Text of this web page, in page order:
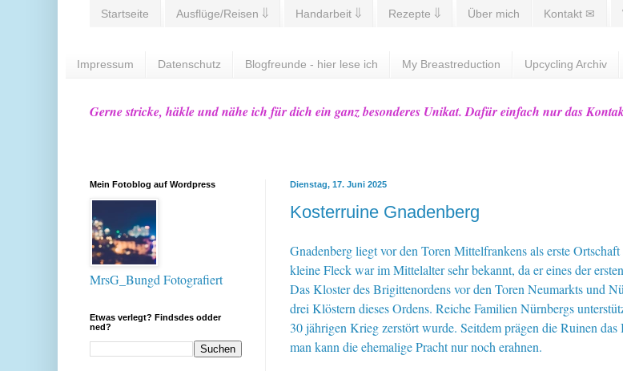
Startseite Ausflüge/Reisen ⇓ Handarbeit ⇓ Rezepte ⇓ Über mich Kontakt ✉
Impressum Datenschutz Blogfreunde - hier lese ich My Breastreduction Upcycling Archiv
Gerne stricke, häkle und nähe ich für dich ein ganz besonderes Unikat. Dafür einfach nur das
Dienstag, 17. Juni 2025
Kosterruine Gnadenberg
Gnadenberg liegt vor den Toren Mittelfrankens als erste
kleine Fleck war im Mittelalter sehr bekannt, da er eines der
Das Kloster des Brigittenordens vor den Toren Neumarkts und
drei Klöstern dieses Ordens. Reiche Familien Nürnbergs
30 jährigen Krieg zerstört wurde. Seitdem prägen die Ruinen
man kann die ehemalige Pracht nur noch erahnen.
Mein Fotoblog auf Wordpress
MrsG_Bungd Fotografiert
Etwas verlegt? Findsdes odder
ned?